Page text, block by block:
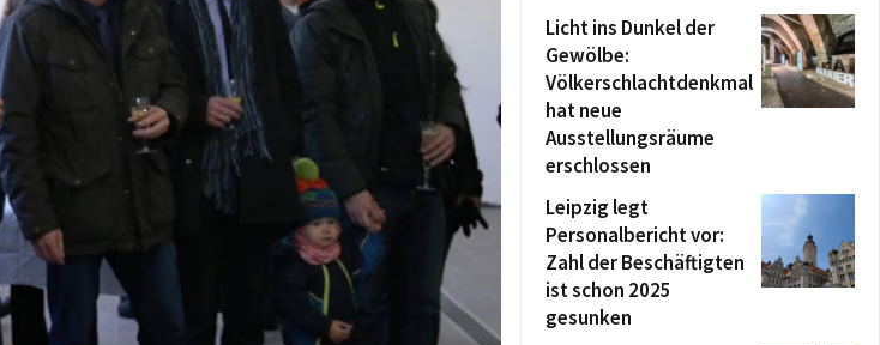
Licht ins Dunkel der
Gewölbe:
Völkerschlachtdenkmal
hat neue
Ausstellungsräume
erschlossen
Leipzig legt
Personalbericht vor:
Zahl der Beschäftigten
ist schon 2025
gesunken